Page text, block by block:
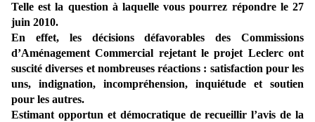
Telle est la question à laquelle vous pourrez répondre le 27
juin 2010.
En effet, les décisions défavorables des Commissions
d’Aménagement Commercial rejetant le projet Leclerc ont
suscité diverses et nombreuses réactions : satisfaction pour les
uns, indignation, incompréhension, inquiétude et soutien
pour les autres.
Estimant opportun et démocratique de recueillir l’avis de la